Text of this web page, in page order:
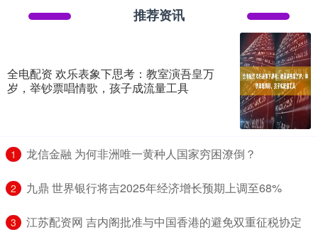
推荐资讯
全电配资 欢乐表象下思考：教室演吾皇万
岁，举钞票唱情歌，孩子成流量工具
1 ​龙信金融 为何非洲唯一黄种人国家穷困潦倒？
2 ​九鼎 世界银行将吉2025年经济增长预期上调至68%
3 ​江苏配资网 吉内阁批准与中国香港的避免双重征税协定